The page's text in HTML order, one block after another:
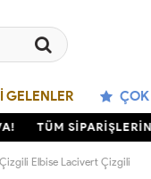
GELENLER ÇOK
TÜM
Elbise Lacivert Çizgili